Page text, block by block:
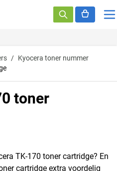
/ Kyocera toner nummer
toner
TK-170 toner cartridge? En
cartridge extra voordelig